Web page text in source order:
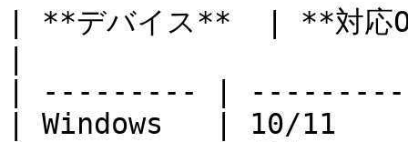
| **デバイス**  | **対応
| --------- |
| Windows   | 10/